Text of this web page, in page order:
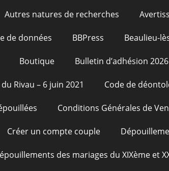
Autres natures de recherches
de données BBPress Beaulieu-
Boutique Bulletin d’adhésion 2026
Rivau – 6 juin 2021 Code de
Conditions Générales de
Créer un compte couple
des mariages du XIXème et